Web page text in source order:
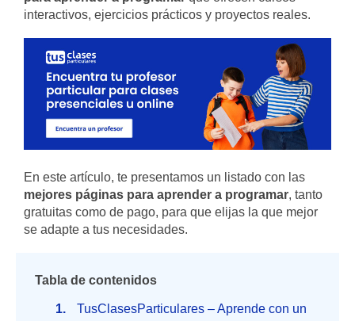
interactivos, ejercicios prácticos y proyectos reales.
En este artículo, te presentamos un listado con las
mejores páginas para aprender a programar, tanto
gratuitas como de pago, para que elijas la que mejor
se adapte a tus necesidades.
Tabla de contenidos
TusClasesParticulares – Aprende con un